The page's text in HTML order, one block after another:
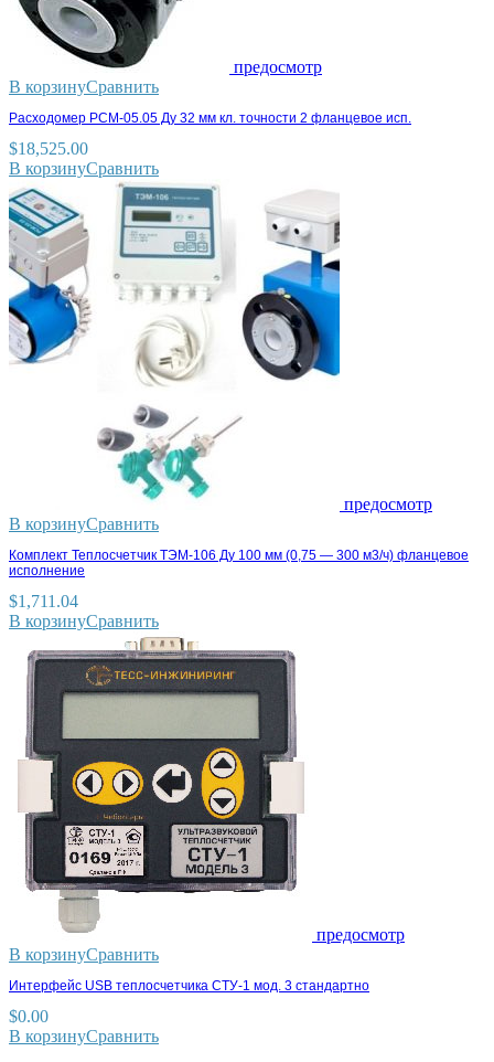
предосмотр
В корзинуСравнить
Расходомер РСМ-05.05 Ду 32 мм кл. точности 2 фланцевое исп.
$18,525.00
В корзинуСравнить
предосмотр
В корзинуСравнить
Комплект Теплосчетчик ТЭМ-106 Ду 100 мм (0,75 — 300 м3/ч) фланцевое
исполнение
$1,711.04
В корзинуСравнить
предосмотр
В корзинуСравнить
Интерфейс USB теплосчетчика СТУ-1 мод. 3 стандартно
$0.00
В корзинуСравнить